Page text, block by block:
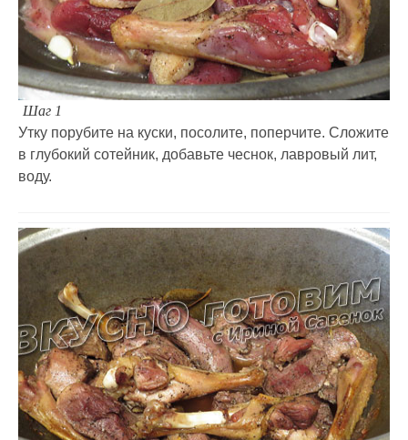
Шаг 1
Утку порубите на куски, посолите, поперчите. Сложите
в глубокий сотейник, добавьте чеснок, лавровый лит,
воду.